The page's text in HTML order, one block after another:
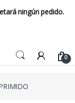
0
ningún pedido.